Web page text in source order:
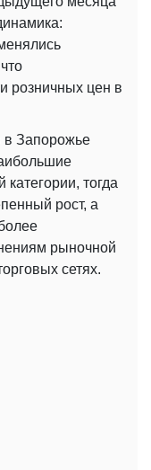
розничных цен в
в Запорожье
тогда
рост, а
рыночной
сетях.